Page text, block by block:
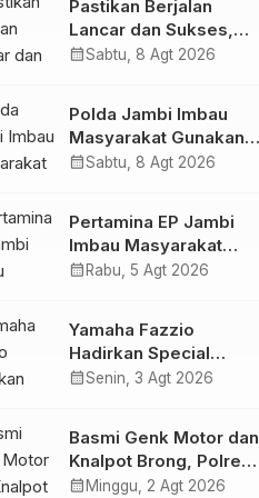
Dukungan Masyarakat
Pastikan Berjalan
Lancar dan Sukses,
Polda Jambi Siapkan
1.848 Personel Kawal
Presisi Merdeka Run
calendar_monthSabtu, 8 Agt 2026
Polda Jambi Imbau
Masyarakat Gunakan
Jalur Alternatif Selama
calendar_monthSabtu, 8 Agt 2026
Pertamina EP Jambi
Imbau Masyarakat
Tidak Beraktivitas di
Bersama
calendar_month Rabu, 5 Agt 2026
Yamaha Fazzio
Hadirkan Special
Edition Sunset Blue,
Semakin Skena
calendar_monthSenin, 3 Agt 2026
Basmi Genk Motor dan
Knalpot Brong, Polres
Tanjab Barat Amankan
calendar_month Minggu, 2 Agt 2026